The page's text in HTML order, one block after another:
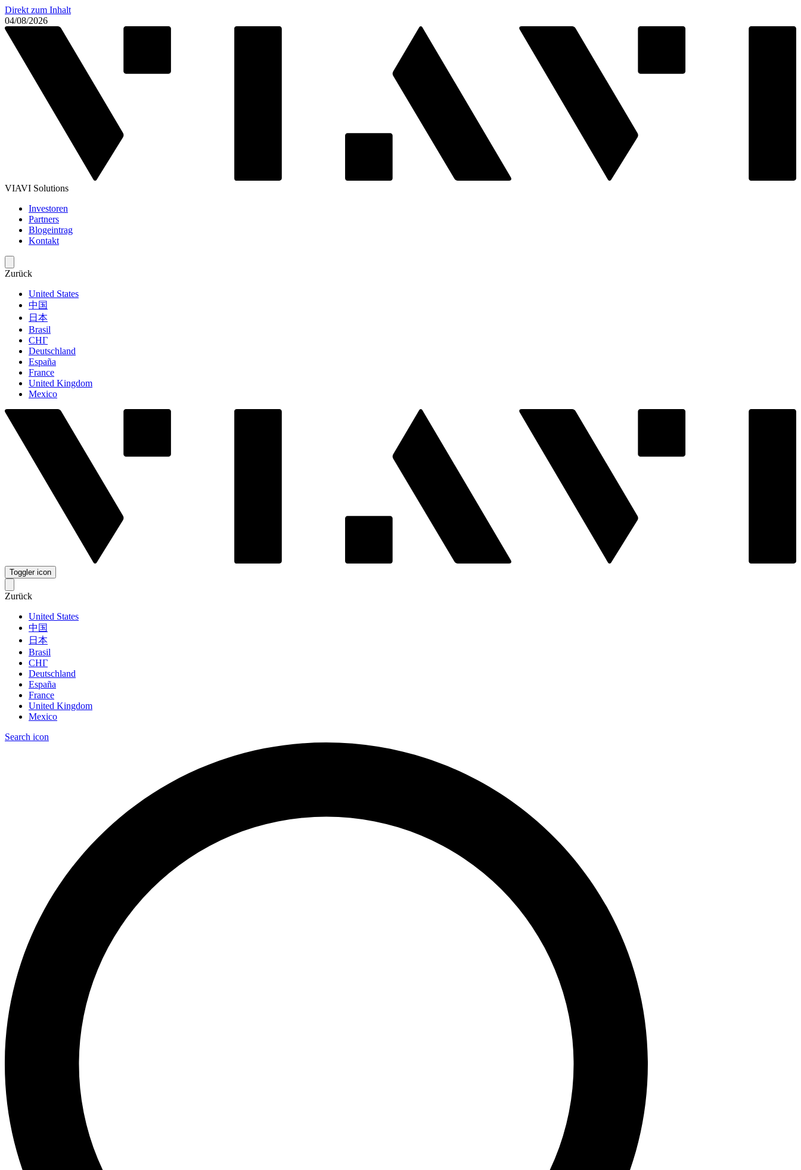
Direkt zum Inhalt
04/08/2026
VIAVI Solutions
Investoren
Partners
Blogeintrag
Kontakt
Zurück
United States
中国
日本
Brasil
СНГ
Deutschland
España
France
United Kingdom
Mexico
Toggler icon
Zurück
United States
中国
日本
Brasil
СНГ
Deutschland
España
France
United Kingdom
Mexico
Search icon